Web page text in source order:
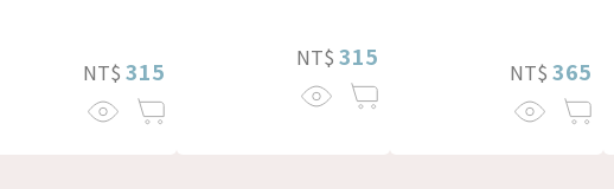
NT$ 315 NT$ 315
NT$ 365